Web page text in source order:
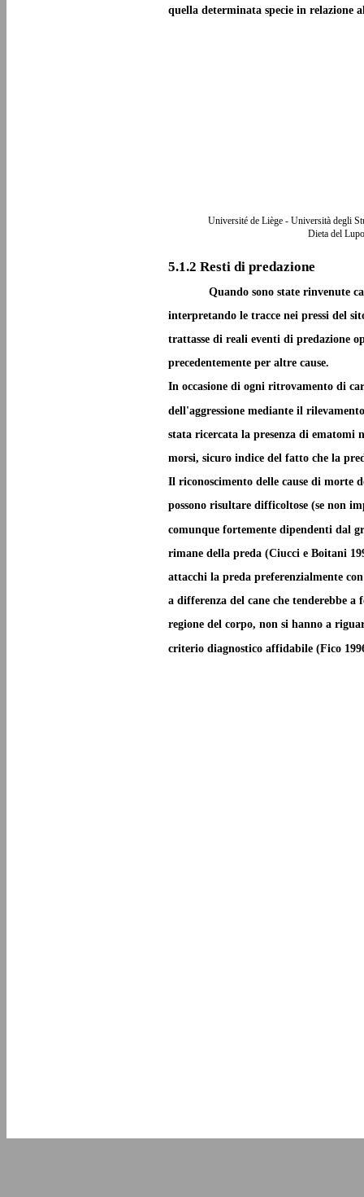
quella determinata specie in relazione
Université de Liège - Università degli
Dieta del
5.1.2 Resti di predazione
Quando sono state rinvenute
interpretando le tracce nei pressi del
trattasse di reali eventi di predazione
precedentemente per altre cause.
In occasione di ogni ritrovamento di
dell'aggressione mediante il
stata ricercata la presenza di ematomi
morsi, sicuro indice del fatto che la
Il riconoscimento delle cause di morte
possono risultare difficoltose (se non
comunque fortemente dipendenti dal
rimane della preda (Ciucci e Boitani
attacchi la preda preferenzialmente
a differenza del cane che tenderebbe
regione del corpo, non si hanno a
criterio diagnostico affidabile (Fico